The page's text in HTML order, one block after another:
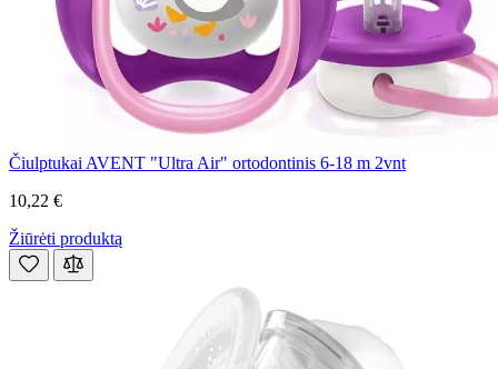
Čiulptukai AVENT "Ultra Air" ortodontinis 6-18 m 2vnt
10,22 €
Žiūrėti produktą